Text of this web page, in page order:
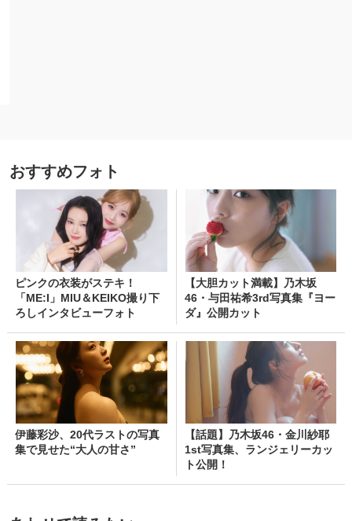
おすすめフォト
ピンクの衣装がステキ！
「ME:I」MIU＆KEIKO撮り下
ろしインタビューフォト
【大胆カット満載】乃木坂
46・与田祐希3rd写真集『ヨー
ダ』公開カット
伊藤彩沙、20代ラストの写真
集で見せた“大人の甘さ”
【話題】乃木坂46・金川紗耶
1st写真集、ランジェリーカッ
ト公開！